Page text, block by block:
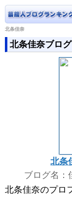
北条佳奈
北条佳奈ブログ
北条
ブログ名：
北条佳奈のプロ